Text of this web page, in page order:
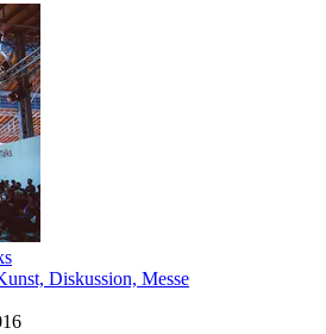
Diskussion, Messe